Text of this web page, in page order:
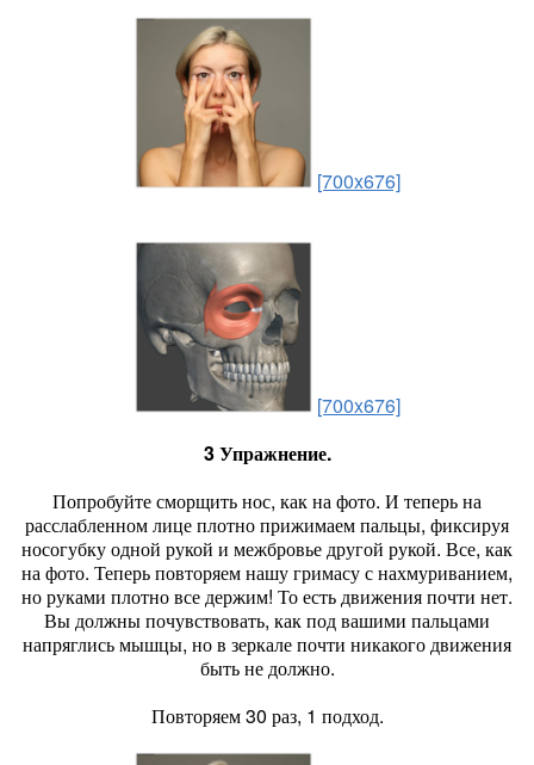
[700x676]
[700x676]
3 Упражнение.
Попробуйте сморщить нос, как на фото. И теперь на
расслабленном лице плотно прижимаем пальцы, фиксируя
носогубку одной рукой и межбровье другой рукой. Все, как
на фото. Теперь повторяем нашу гримасу с нахмуриванием,
но руками плотно все держим! То есть движения почти нет.
Вы должны почувствовать, как под вашими пальцами
напряглись мышцы, но в зеркале почти никакого движения
быть не должно.
Повторяем 30 раз, 1 подход.